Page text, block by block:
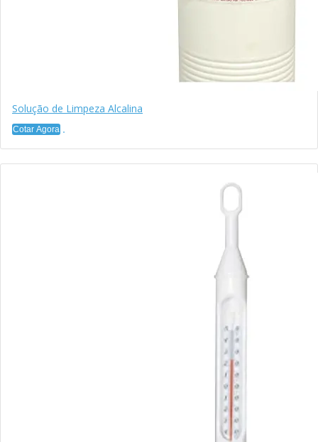
Solução de Limpeza Alcalina
Cotar Agora